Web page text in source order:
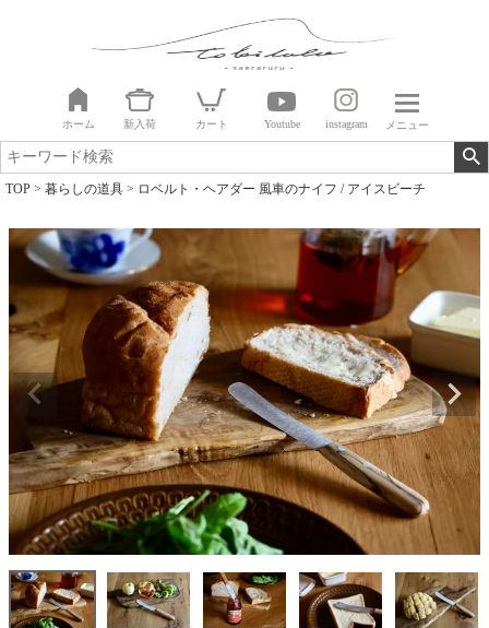
ホーム 新入荷 カート Youtube instagram メニュー
TOP 暮らしの道具 ロベルト・ヘアダー 風車のナイフ / アイスビーチ